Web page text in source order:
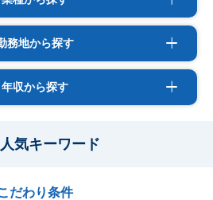
務地から探す
年収から探す
人気キーワード
だわり条件